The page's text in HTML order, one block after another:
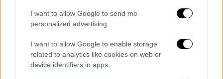
I want to allow Google to send me
personalized advertising.
I want to allow Google to enable storage
related to analytics like cookies on web or
device identifiers in apps.